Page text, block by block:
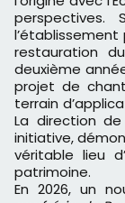
perspectives.
restauration
deuxième
projet de
terrain
La direction
initiative,
véritable lieu
patrimoine.
En 2026, un